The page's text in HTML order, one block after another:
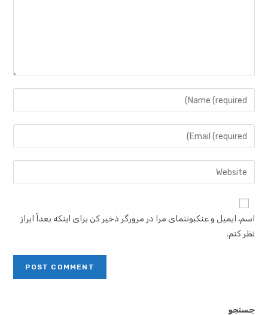
اسم، ایمیل و عنکبوتنمای مرا در مرورگر ذخیر کن برای اینکه بعداً ابراز
نظر کنم.
جستجو